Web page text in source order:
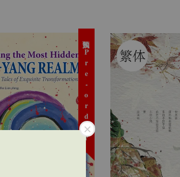
预购 Pre-order